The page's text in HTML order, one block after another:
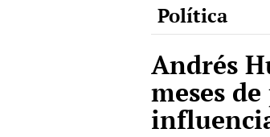
Política
Andrés
meses